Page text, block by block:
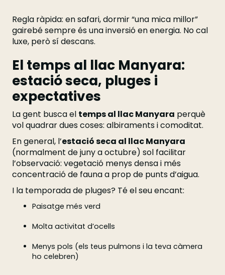
Regla ràpida: en safari, dormir “una mica millor”
gairebé sempre és una inversió en energia. No cal
luxe, però sí descans.
El temps al llac Manyara:
estació seca, pluges i
expectatives
La gent busca el temps al llac Manyara perquè
vol quadrar dues coses: albiraments i comoditat.
En general, l’estació seca al llac Manyara
(normalment de juny a octubre) sol facilitar
l’observació: vegetació menys densa i més
concentració de fauna a prop de punts d’aigua.
I la temporada de pluges? Té el seu encant:
Paisatge més verd
Molta activitat d’ocells
Menys pols (els teus pulmons i la teva càmera
ho celebren)